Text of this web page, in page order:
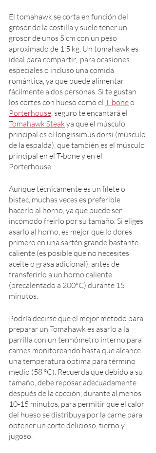
El tomahawk se corta en función del
grosor de la costilla y suele tener un
grosor de unos 5 cm con un peso
aproximado de 1,5 kg. Un tomahawk es
ideal para compartir,  para ocasiones
especiales o incluso una comida
romántica, ya que puede alimentar
fácilmente a dos personas. Si te gustan
los cortes con hueso como el T-bone o
Porterhouse, seguro te encantará el
Tomahawk Steak ya que el músculo
principal es el longissimus dorsi (músculo
de la espalda), que también es el músculo
principal en el T-bone y en el
Porterhouse.
Aunque técnicamente es un filete o
bistec, muchas veces es preferible
hacerlo al horno, ya que puede ser
incómodo freirlo por su tamaño. Si eliges
asarlo al horno, es mejor que lo dores
primero en una sartén grande bastante
caliente (es posible que no necesites
aceite o grasa adicional), antes de
transferirlo a un horno caliente
(precalentado a 200ºC) durante 15
minutos.
Podría decirse que el mejor método para
preparar un Tomahawk es asarlo a la
parrilla con un termómetro interno para
carnes monitoreando hasta que alcance
una temperatura óptima para término
medio (58 ºC). Recuerda que debido a su
tamaño, debe reposar adecuadamente
después de la cocción, durante al menos
10-15 minutos, para permitir que el calor
del hueso se distribuya por la carne para
obtener un corte delicioso, tierno y
jugoso.